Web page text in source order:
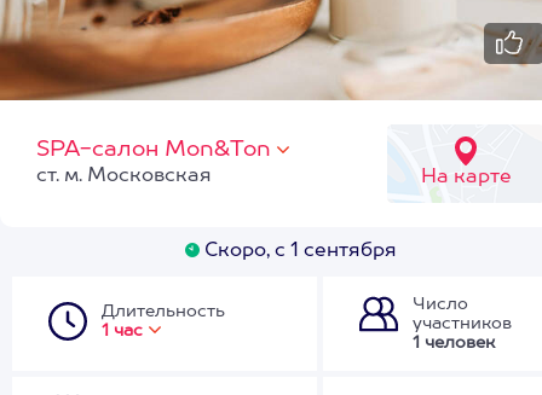
SPA-салон Mon&Ton
На карте
ст. м. Московская
Скоро, с 1 сентября
Длительность
1 час
Число
участников
1 человек